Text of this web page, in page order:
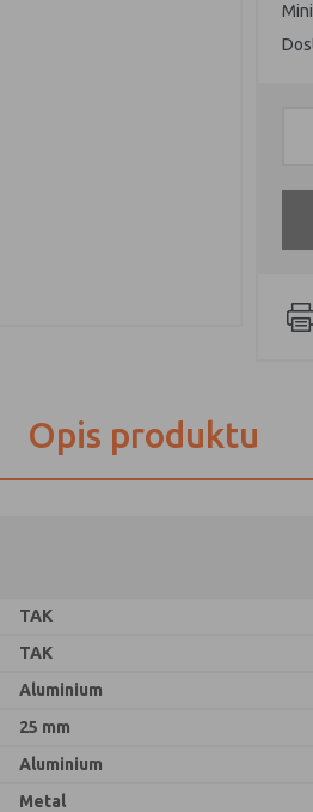
Opis produktu
TAK
TAK
Aluminium
25 mm
Aluminium
Metal